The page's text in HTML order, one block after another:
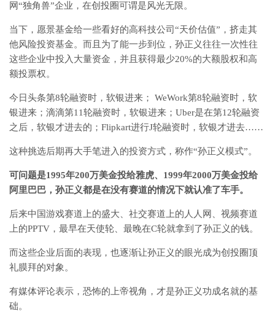
网“独角兽”企业，在创投圈可谓是风光无限。
当下，愿景基金给一些看好的高科技公司“天价估值”，挤走其
他风险投资基金。而且为了能一步到位，孙正义往往一次性往
这些企业中投入大量资金，并且获得最少20%的大额股权和高
额投票权。
今日头条第8轮融资时，软银进来； WeWork第8轮融资时，软
银进来；滴滴第11轮融资时，软银进来；Uber是在第12轮融资
之后，软银才进去的；Flipkart进行J轮融资时，软银才进去……
这种挑选后期再大手笔进入的投资方式，称作“孙正义模式”。
可问题是1995年200万美金投给雅虎、1999年2000万美金投给
阿里巴巴，孙正义都是在没有赛道的情况下就认准了车手。
后来中国游戏赛道上的盛大、社交赛道上的人人网、视频赛道
上的PPTV，最早在天使轮、最晚在C轮就拿到了孙正义的钱。
而这些企业后面的表现，也逐渐让孙正义的眼光成为创投圈顶
礼膜拜的对象。
有媒体评论表示，恐怖的上帝视角，才是孙正义功成名就的基
础。